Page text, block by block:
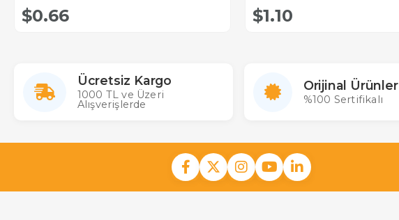
$0.66 $1.10
Ücretsiz Kargo
1000 TL ve Üzeri
Alışverişlerde
Orijinal Ürünler
%100 Sertifikalı